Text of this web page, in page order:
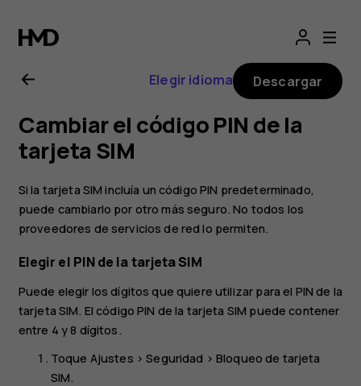
Manual
de
usuario
de
Nokia
1.3
Elegir idioma Descargar
Cambiar el código PIN de la
tarjeta SIM
Si la tarjeta SIM incluía un código PIN predeterminado,
puede cambiarlo por otro más seguro. No todos los
proveedores de servicios de red lo permiten.
Elegir el PIN de la tarjeta SIM
Puede elegir los dígitos que quiere utilizar para el PIN de la
tarjeta SIM. El código PIN de la tarjeta SIM puede contener
entre 4 y 8 dígitos.
Toque Ajustes >Seguridad > Bloqueo de tarjeta
SIM.